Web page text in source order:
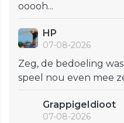
ooooh...
HP
07-08-2026
Zeg, de bedoeling
speel nou even mee
GrappigeIdioot
07-08-2026